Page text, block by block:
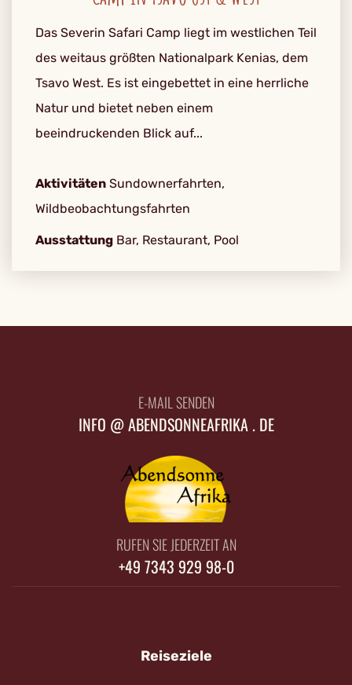
Das Severin Safari Camp liegt im westlichen Teil
des weitaus größten Nationalpark Kenias, dem
Tsavo West. Es ist eingebettet in eine herrliche
Natur und bietet neben einem
beeindruckenden Blick auf...
Aktivitäten Sundownerfahrten,
Wildbeobachtungsfahrten
Ausstattung Bar, Restaurant, Pool
E-MAIL SENDEN
INFO @ ABENDSONNEAFRIKA . DE
RUFEN SIE JEDERZEIT AN
+49 7343 929 98-0
Reiseziele